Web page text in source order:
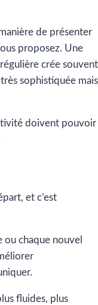
de présenter
proposez. Une
crée souvent
sophistiquée mais
doivent pouvoir
et c’est
ou chaque nouvel
fluides, plus